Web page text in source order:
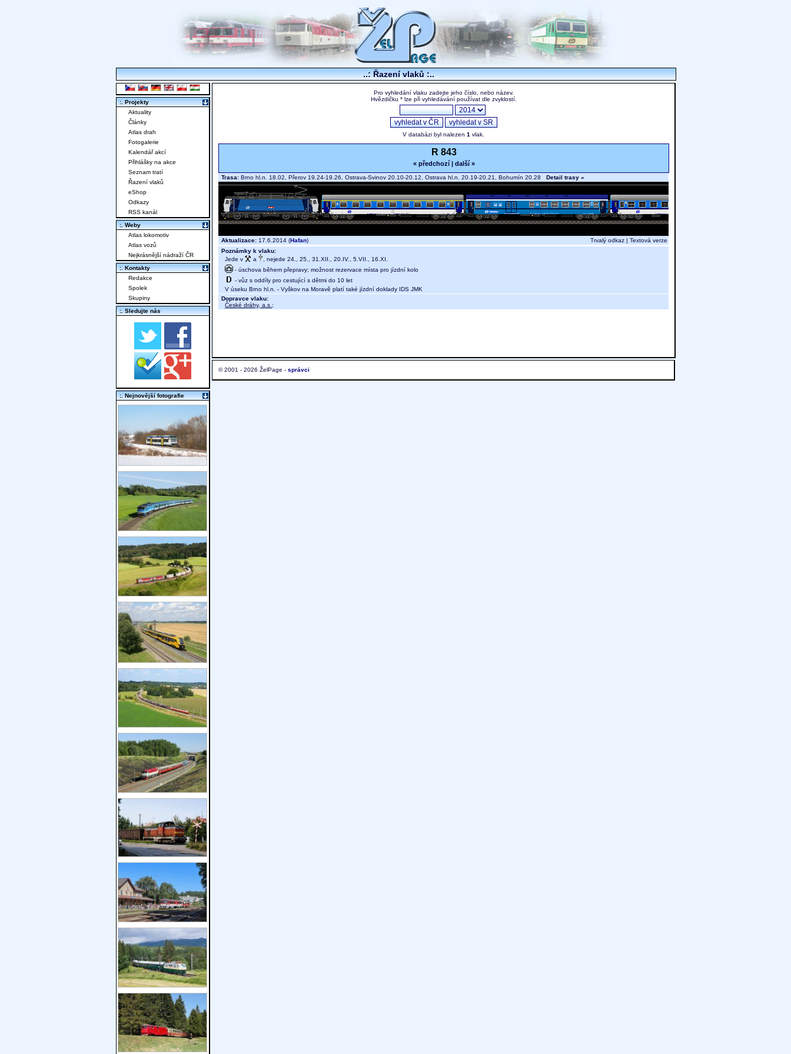
..: Řazení vlaků :..
Pro vyhledání vlaku zadejte jeho číslo, nebo název.
Hvězdičku * lze při vyhledávání používat dle zvyklostí.
V databázi byl nalezen 1 vlak.
R 843
« předchozí| další »
Trasa: Brno hl.n. 18.02, Přerov 19.24-19.26, Ostrava-Svinov 20.10-20.12, Ostrava hl.n. 20.19-20.21, Bohumín 20.28 Detail trasy »
Aktualizace: 17.6.2014 (Hafan) Trvalý odkaz | Textová verze
Poznámky k vlaku:
Jede v
a
, nejede 24., 25., 31.XII., 20.IV., 5.VII., 16.XI.
- úschova během přepravy; možnost rezervace místa pro jízdní kolo
- vůz s oddíly pro cestující s dětmi do 10 let
V úseku Brno hl.n. - Vyškov na Moravě platí také jízdní doklady IDS JMK
Dopravce vlaku:
České dráhy, a.s. ;
© 2001 - 2026 ŽelPage - správci
:. Projekty
Aktuality
Články
Atlas drah
Fotogalerie
Kalendář akcí
Přihlášky na akce
Seznam tratí
Řazení vlaků
eShop
Odkazy
RSS kanál
:. Weby
Atlas lokomotiv
Atlas vozů
Nejkrásnější nádraží ČR
:. Kontakty
Redakce
Spolek
Skupiny
:. Sledujte nás
:. Nejnovější fotografie